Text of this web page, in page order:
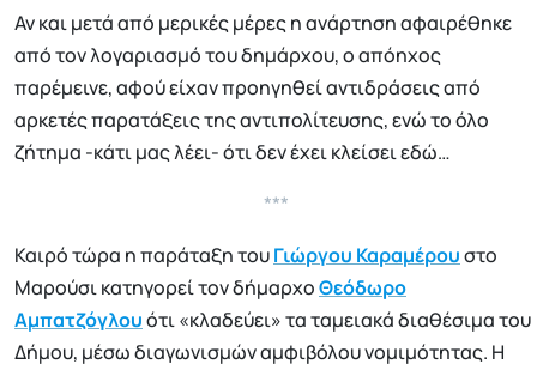
Αν και μετά από μερικές μέρες η ανάρτηση αφαιρέθηκε
από τον λογαριασμό του δημάρχου, ο απόηχος
παρέμεινε, αφού είχαν προηγηθεί αντιδράσεις από
αρκετές παρατάξεις της αντιπολίτευσης, ενώ το όλο
ζήτημα -κάτι μας λέει- ότι δεν έχει κλείσει εδώ…
***
Καιρό τώρα η παράταξη τουΓιώργου Καραμέρουστο
Μαρούσι κατηγορεί τον δήμαρχοΘεόδωρο
Αμπατζόγλουότι «κλαδεύει» τα ταμειακά διαθέσιμα του
Δήμου, μέσω διαγωνισμών αμφιβόλου νομιμότητας. Η